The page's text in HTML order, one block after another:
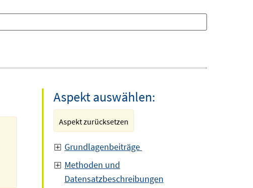
Aspekt auswählen:
Aspekt zurücksetzen
Grundlagenbeiträge
Methoden und
Datensatzbeschreibungen